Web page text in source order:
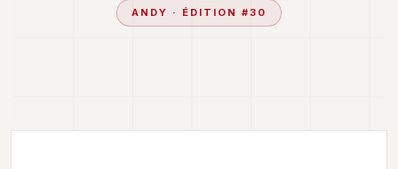
ANDY · ÉDITION #30